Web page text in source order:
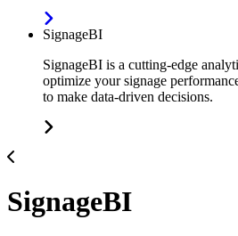
SignageBI
SignageBI is a cutting-edge
optimize your signage
to make data-driven decisions.
SignageBI